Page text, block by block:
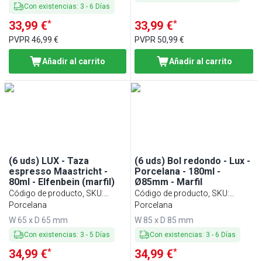
Con existencias: 3 - 6 Días
33,99 €*
PVPR46,99 €
Añadir al carrito
33,99 €*
PVPR 50,99 €
Añadir al carrito
(6 uds) LUX - Taza
espresso Maastricht -
80ml - Elfenbein (marfil)
Código de producto, SKU:
ETLW8EB
Porcelana
W 65 x D 65 mm
Con existencias: 3 - 5 Días
34,99 €*
(6 uds) Bol redondo - Lux -
Porcelana - 180ml -
Ø85mm - Marfil
Código de producto, SKU:
SCULW18EB
Porcelana
W 85 x D 85 mm
Con existencias: 3 - 6 Días
34,99 €*